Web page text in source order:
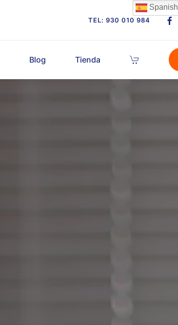
TEL: 930 010 984
Blog Tienda
Spanish